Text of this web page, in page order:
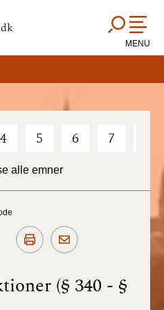
MENU
4 5 6 7
alle emner
(§ 340 - §